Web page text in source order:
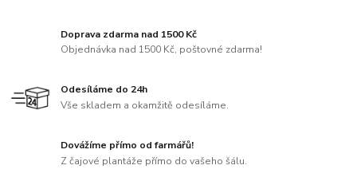
Doprava zdarma nad 1500 Kč
Objednávka nad 1500 Kč, poštovné zdarma!
Odesíláme do 24h
Vše skladem a okamžitě odesíláme.
Dovážíme přímo od farmářů!
Z čajové plantáže přímo do vašeho šálu.